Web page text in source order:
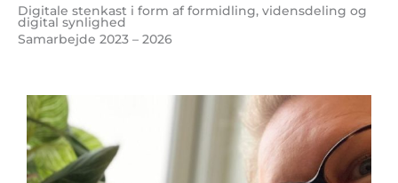
Digitale stenkast i form af formidling, vidensdeling og
digital synlighed
Samarbejde 2023 – 2026